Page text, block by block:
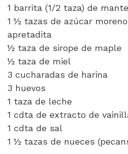
1 barrita (1/2 taza) de
1 ½ tazas de azúcar
apretadita
½ taza de sirope de maple
½ taza de miel
3 cucharadas de harina
3 huevos
1 taza de leche
1 cdta de extracto de
1 cdta de sal
1 ½ tazas de nueces